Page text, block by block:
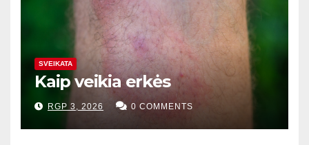
SVEIKATA
Kaip veikia erkės
RGP 3, 2026 0 COMMENTS